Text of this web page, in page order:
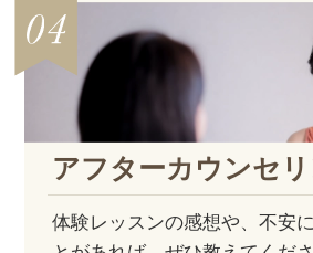
アフターカウンセ
体験レッスンの感想や、不安